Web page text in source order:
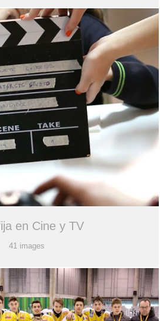
en Cine y TV
41 images